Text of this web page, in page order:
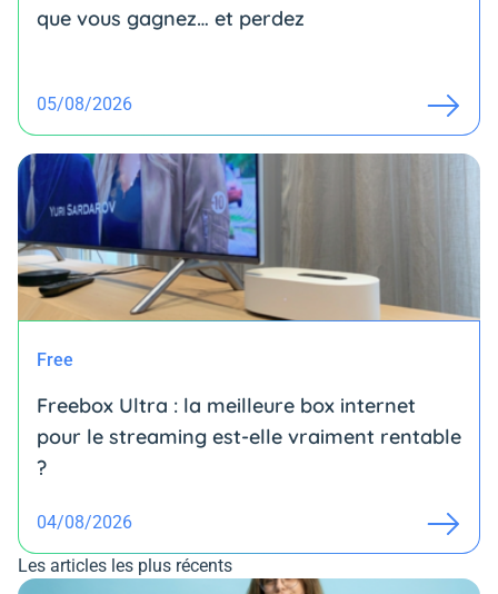
que vous gagnez… et perdez
05/08/2026
Free
Freebox Ultra : la meilleure box internet
pour le streaming est-elle vraiment rentable
?
04/08/2026
Les articles les plus récents